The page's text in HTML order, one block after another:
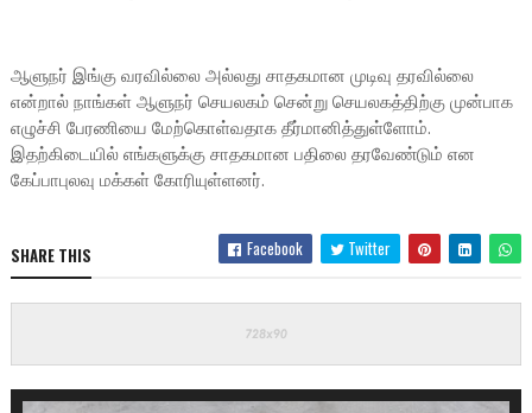
ஆளுநர் இங்கு வரவில்லை அல்லது சாதகமான முடிவு தரவில்லை
என்றால் நாங்கள் ஆளுநர் செயலகம் சென்று செயலகத்திற்கு முன்பாக
எழுச்சி பேரணியை மேற்கொள்வதாக தீர்மானித்துள்ளோம்.
இதற்கிடையில் எங்களுக்கு சாதகமான பதிலை தரவேண்டும் என
கேப்பாபுலவு மக்கள் கோரியுள்ளனர்.
SHARE THIS Facebook Twitter